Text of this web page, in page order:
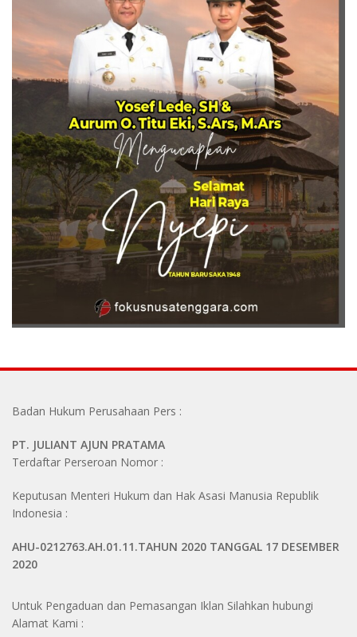
Badan Hukum Perusahaan Pers :
PT. JULIANT AJUN PRATAMA
Terdaftar Perseroan Nomor :
Keputusan Menteri Hukum dan Hak Asasi Manusia Republik
Indonesia :
AHU-0212763.AH.01.11.TAHUN 2020 TANGGAL 17 DESEMBER
2020
Untuk Pengaduan dan Pemasangan Iklan Silahkan hubungi
Alamat Kami :